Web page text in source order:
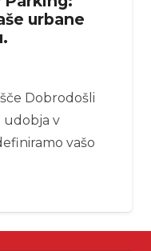
urbane
Dobrodošli
udobja v
vašo